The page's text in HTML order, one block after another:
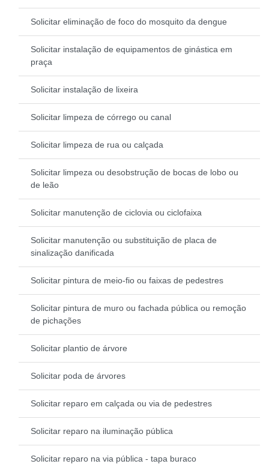
Solicitar eliminação de foco do mosquito da dengue
Solicitar instalação de equipamentos de ginástica em
praça
Solicitar instalação de lixeira
Solicitar limpeza de córrego ou canal
Solicitar limpeza de rua ou calçada
Solicitar limpeza ou desobstrução de bocas de lobo ou
de leão
Solicitar manutenção de ciclovia ou ciclofaixa
Solicitar manutenção ou substituição de placa de
sinalização danificada
Solicitar pintura de meio-fio ou faixas de pedestres
Solicitar pintura de muro ou fachada pública ou remoção
de pichações
Solicitar plantio de árvore
Solicitar poda de árvores
Solicitar reparo em calçada ou via de pedestres
Solicitar reparo na iluminação pública
Solicitar reparo na via pública - tapa buraco